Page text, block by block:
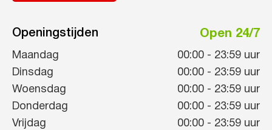
Openingstijden Open 24/7
Maandag 00:00 - 23:59 uur
Dinsdag
00:00 - 23:59 uur
Woensdag
00:00 - 23:59 uur
Donderdag
00:00 - 23:59 uur
Vrijdag
00:00 - 23:59 uur